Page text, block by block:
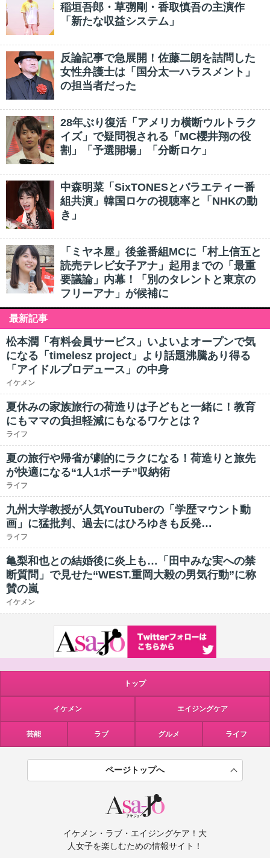
稲垣吾郎・草彅剛・香取慎吾の主演作
「新たな収益システム」
反論記事で急展開！佐藤二朗を詰問した
女性弁護士は「国分太一ハラスメント」
の担当者だった
28年ぶり復活「アメリカ横断ウルトラク
イズ」で疑問視される「MC櫻井翔の役
割」「予選開場」「分断ロケ」
中森明菜「SixTONESとバラエティー番
組共演」韓国ロケの視聴率と「NHKの動
き」
「ミヤネ屋」後釜番組MCに「村上信五と
読売テレビ女子アナ」起用までの「最重
要議論」内幕！「別のタレントと東京の
フリーアナ」が候補に
最新記事
松本潤「有料会員サービス」いよいよオープンで気
になる「timelesz project」より話題沸騰あり得る
「アイドルプロデュース」の中身
イケメン
夏休みの家族旅行の荷造りは子どもと一緒に！教育
にもママの負担軽減にもなるワケとは？
ライフ
夏の旅行や帰省が劇的にラクになる！荷造りと旅先
が快適になる“1人1ポーチ”収納術
ライフ
九州大学教授が人気YouTuberの「学歴マウント動
画」に猛批判、過去にはひろゆきも反発…
ライフ
亀梨和也との結婚後に炎上も…「田中みな実への禁
断質問」で見せた“WEST.重岡大毅の男気行動”に称
賛の嵐
イケメン
トップ
イケメン エイジングケア
芸能 ラブ グルメ ライフ
ページトップへ
イケメン・ラブ・エイジングケア！大
人女子を楽しむための情報サイト！